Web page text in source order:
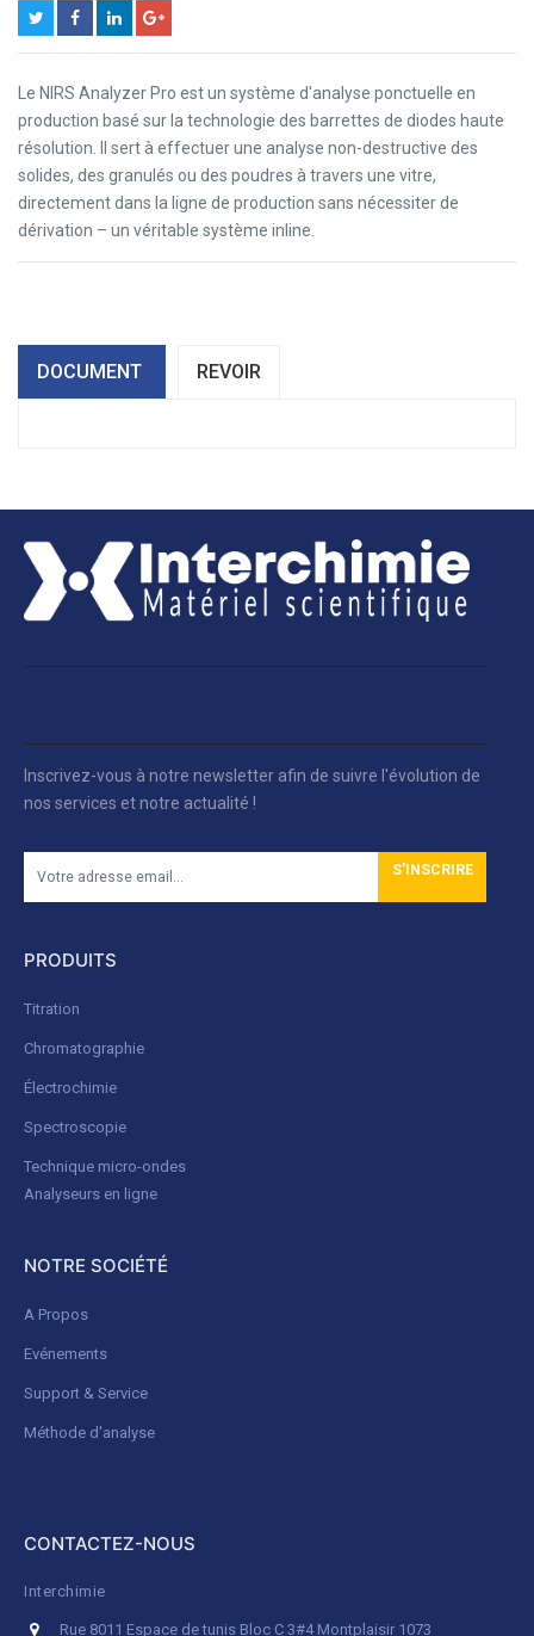
Le NIRS Analyzer Pro est un système d'analyse ponctuelle en
production basé sur la technologie des barrettes de diodes haute
résolution. Il sert à effectuer une analyse non-destructive des
solides, des granulés ou des poudres à travers une vitre,
directement dans la ligne de production sans nécessiter de
dérivation – un véritable système inline.
DOCUMENT REVOIR
Inscrivez-vous à notre newsletter afin de suivre l'évolution de
nos services et notre actualité !
S'INSCRIRE
PRODUITS
Titration
Chromatographie
Électrochimie
Spectroscopie
Technique micro-ondes
Analyseurs en ligne
NOTRE SOCIÉTÉ
A Propos
Evénements
Support & Service
Méthode d'analyse
CONTACTEZ-NOUS
Interchimie
Rue 8011 Espace de tunis Bloc C 3#4 Montplaisir 1073